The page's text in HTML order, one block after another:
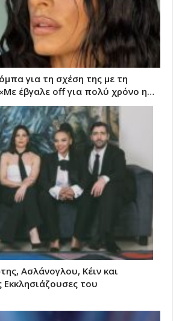
για τη σχέση της με τη
έβγαλε off για πολύ χρόνο η…
Ασλάνογλου, Κέιν και
του